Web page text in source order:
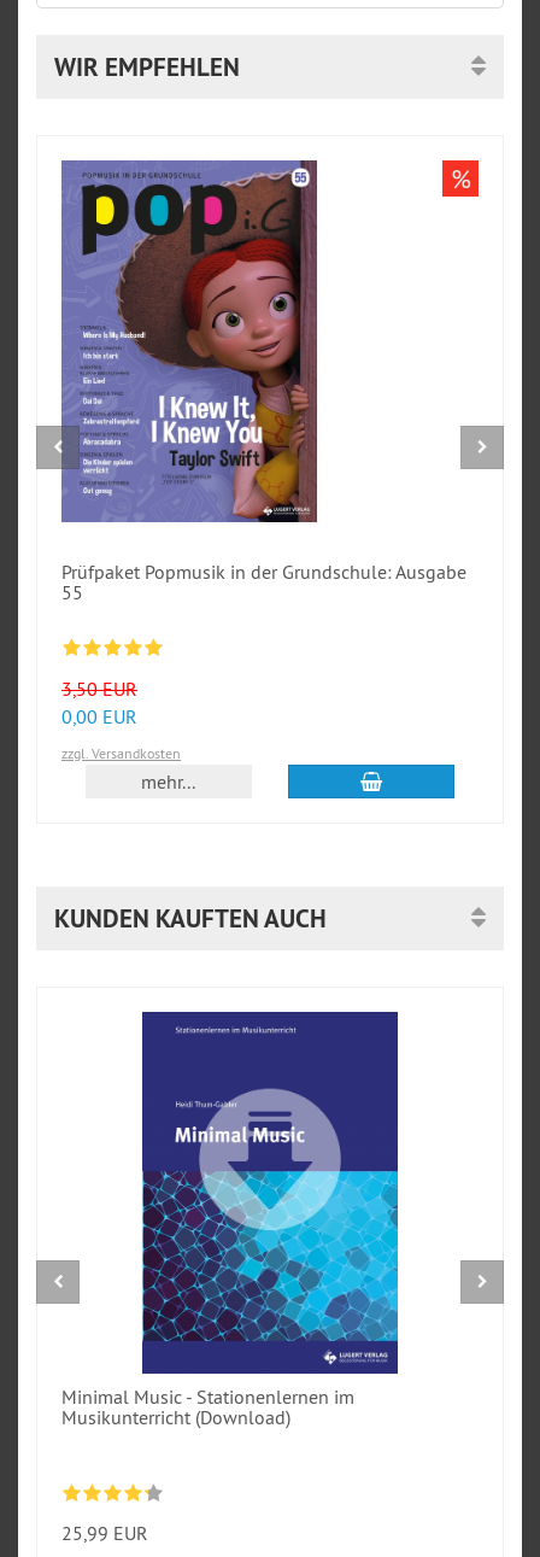
WIR EMPFEHLEN
Prüfpaket Popmusik in der Grundschule: Ausgabe
55
3,50 EUR
0,00 EUR
zzgl. Versandkosten
mehr... In den Warenkorb
%
KUNDEN KAUFTEN AUCH
Minimal Music - Stationenlernen im
Musikunterricht (Download)
25,99 EUR